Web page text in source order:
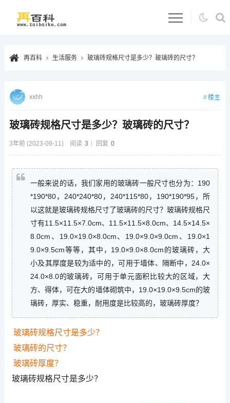
再百科 生活服务 玻璃砖规格尺寸是多少？玻璃砖的尺寸？
玻璃砖规格尺寸是多少？玻璃砖的尺寸？
3年前 (2023-09-11) 阅读 3 回复 0
xxhh 楼主
一般来说的话，我们家用的玻璃砖一般尺寸也分为：190
*190*80，240*240*80，240*115*80，190*190*95，所
以这就是玻璃砖规格尺寸了玻璃砖的尺寸？玻璃砖规格尺
寸有11.5×11.5×7.0cm、11.5×11.5×8.0cm、14.5×14.5×
8.0cm、19.0×19.0×8.0cm、19.0×9.0×9.0cm、19.0×1
9.0×9.5cm等等，其中，19.0×9.0×8.0cm的玻璃砖，大
小及其厚度是较为适中的，可用于墙体、隔断中，24.0×
24.0×8.0的玻璃砖，可用于单元面积比较大的区域，大
方、得体，可在大的墙体砌筑中，19.0×19.0×9.5cm的玻
璃砖，厚实、稳重，耐用度是比较高的，玻璃砖厚度？
玻璃砖规格尺寸是多少？
玻璃砖的尺寸？
玻璃砖厚度？
玻璃砖规格尺寸是多少？